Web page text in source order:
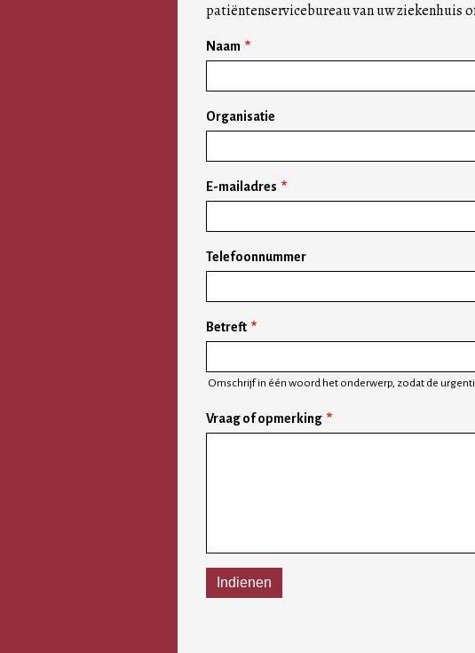
patiëntenservicebureau van uw ziekenhuis
Naam
Organisatie
E-mailadres
Telefoonnummer
Betreft
Omschrijf in één woord het onderwerp, zodat de
Vraag of opmerking